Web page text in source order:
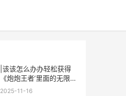
|该该怎么办办轻松获得
《炮炮王者’里面的无限金
币和星星|
2025-11-16